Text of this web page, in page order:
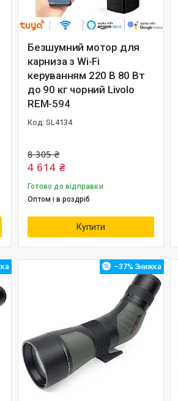
Безшумний мотор для
карниза з Wi-Fi
керуванням 220 В 80 Вт
до 90 кг чорний Livolo
REM-594
SL4134
8 305 ₴
4 614 ₴
Готово до відправки
Оптом і в роздріб
Купити
–37%